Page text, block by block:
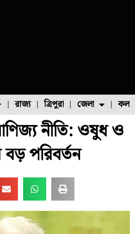
ফল চাষ মাছ চাষ পোল্ট্রি চাষ
রাজ্য ত্রিপুরা জেলা
উত্তর ২৪ পরগনা
নীতি: ওষুধ ও
পরিবর্তন